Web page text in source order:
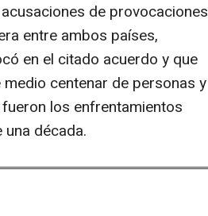
de provocaciones
entre ambos países,
en el citado acuerdo y que
centenar de personas y
los enfrentamientos
década.